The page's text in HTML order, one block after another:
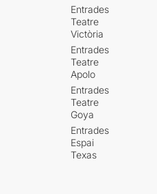
Entrades
Teatre
Victòria
Entrades
Teatre
Apolo
Entrades
Teatre
Goya
Entrades
Espai
Texas